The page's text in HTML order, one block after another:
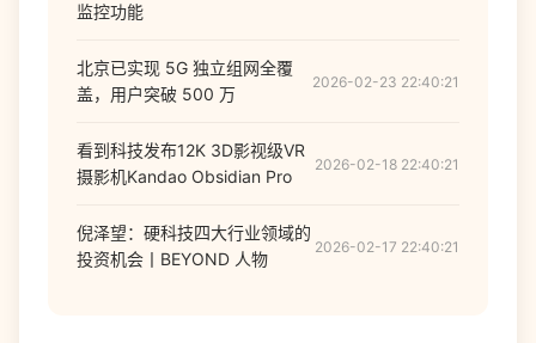
监控功能
北京已实现 5G 独立组网全覆
盖，用户突破 500 万
2026-02-23 22:40:21
看到科技发布12K 3D影视级VR
摄影机Kandao Obsidian Pro
2026-02-18 22:40:21
倪泽望：硬科技四大行业领域的
投资机会丨BEYOND 人物
2026-02-17 22:40:21